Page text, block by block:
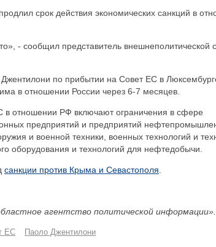
срок действия экономических санкций в
- сообщил представитель внешнеполитической
по прибытии на Совет ЕС в
в отношении России через 6-7 месяцев.
в отношении РФ включают ограничения в сфере
предприятий и предприятий
и военной техники, военных технологий и
оборудования и технологий для нефтедобычи.
санкции против Крыма и Севастополя
агентство политической информации».
ЕС Паоло Джентилони